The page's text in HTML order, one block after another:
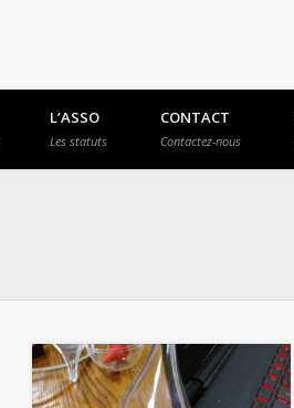
L’ASSO
Les statuts
CONTACT
Contactez-nous